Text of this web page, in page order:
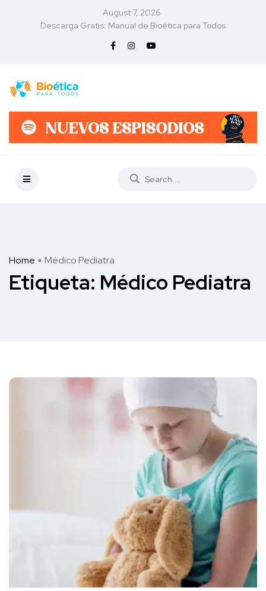
August 7, 2026
Descarga Gratis: Manual de Bioética para Todos
Home Médico Pediatra
Etiqueta: Médico Pediatra